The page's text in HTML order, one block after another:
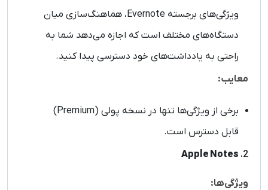
ویژگی‌های برجسته Evernote، هماهنگ‌سازی میان
دستگاه‌های مختلف است که اجازه می‌دهد شما به
راحتی به یادداشت‌های خود دسترسی پیدا کنید.
معایب:
برخی از ویژگی‌ها تنها در نسخه پولی (Premium)
قابل دسترس است.
2.
Apple Notes
ویژگی‌ها: